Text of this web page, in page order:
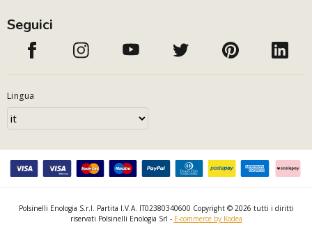
Seguici
Lingua
Polsinelli Enologia S.r.l. Partita I.V.A. IT02380340600 Copyright © 2026 tutti i diritti
riservati Polsinelli Enologia Srl - E-commerce by Kodea